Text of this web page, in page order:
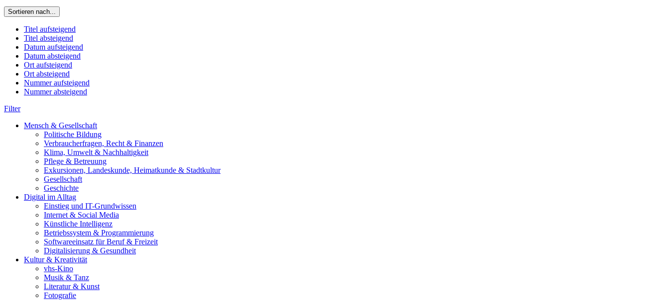
Sortieren nach...
Titel aufsteigend
Titel absteigend
Datum aufsteigend
Datum absteigend
Ort aufsteigend
Ort absteigend
Nummer aufsteigend
Nummer absteigend
Filter
Mensch & Gesellschaft
Politische Bildung
Verbraucherfragen, Recht & Finanzen
Klima, Umwelt & Nachhaltigkeit
Pflege & Betreuung
Exkursionen, Landeskunde, Heimatkunde & Stadtkultur
Gesellschaft
Geschichte
Digital im Alltag
Einstieg und IT-Grundwissen
Internet & Social Media
Künstliche Intelligenz
Betriebssystem & Programmierung
Softwareeinsatz für Beruf & Freizeit
Digitalisierung & Gesundheit
Kultur & Kreativität
vhs-Kino
Musik & Tanz
Literatur & Kunst
Fotografie